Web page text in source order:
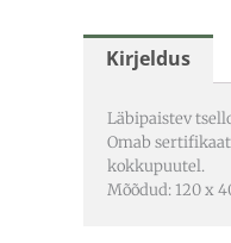
Kirjeldus
Läbipaistev
Omab
kokkupuutel.
Mõõdud: 120 x